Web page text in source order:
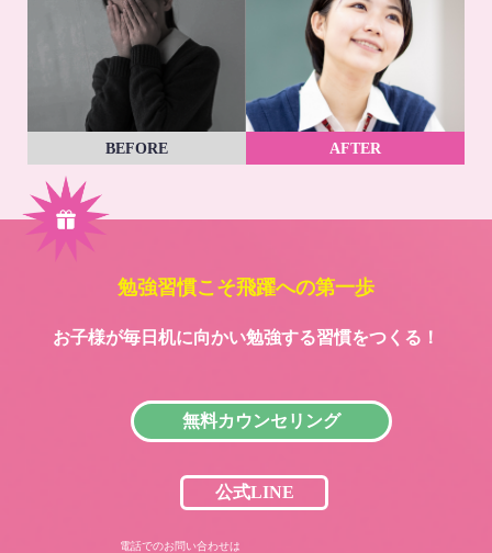
BEFORE AFTER
勉強習慣こそ飛躍への第一歩
お子様が毎日机に向かい勉強する習慣をつくる！
無料カウンセリング
公式LINE
電話でのお問い合わせは